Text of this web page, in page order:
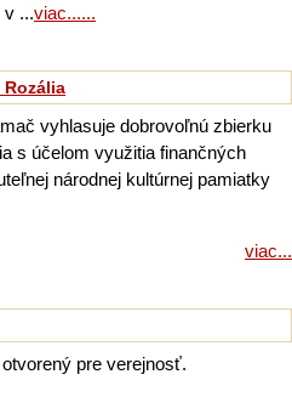
...viac......
Rozália
vyhlasuje dobrovoľnú zbierku
s účelom využitia finančných
národnej kultúrnej pamiatky
viac...
pre verejnosť.